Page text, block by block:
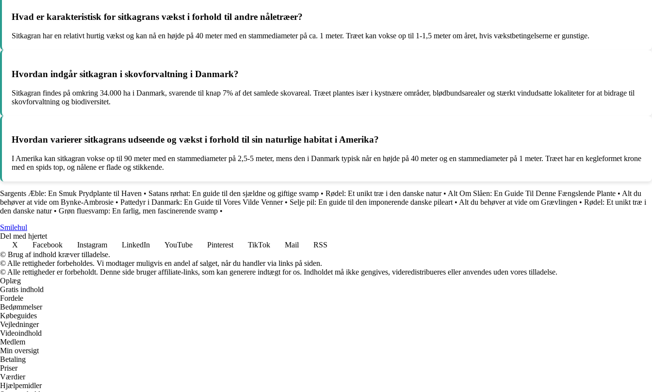
Hvad er karakteristisk for sitkagrans vækst i forhold til andre nåletræer?
Sitkagran har en relativt hurtig vækst og kan nå en højde på 40 meter med en stammediameter på ca. 1 meter. Træet kan vokse op til 1-1,5 meter om året, hvis vækstbetingelserne er gunstige.
Hvordan indgår sitkagran i skovforvaltning i Danmark?
Sitkagran findes på omkring 34.000 ha i Danmark, svarende til knap 7% af det samlede skovareal. Træet plantes især i kystnære områder, blødbundsarealer og stærkt vindudsatte lokaliteter for at bidrage til
skovforvaltning og biodiversitet.
Hvordan varierer sitkagrans udseende og vækst i forhold til sin naturlige habitat i Amerika?
I Amerika kan sitkagran vokse op til 90 meter med en stammediameter på 2,5-5 meter, mens den i Danmark typisk når en højde på 40 meter og en stammediameter på 1 meter. Træet har en kegleformet krone
med en spids top, og nålene er flade og stikkende.
Sargents Æble: En Smuk Prydplante til Haven • Satans rørhat: En guide til den sjældne og giftige svamp • Rødel: Et unikt træ i den danske natur• Alt Om Slåen: En Guide Til Denne Fængslende Plante • Alt du
behøver at vide om Bynke-Ambrosie • Pattedyr i Danmark: En Guide til Vores Vilde Venner• Selje pil: En guide til den imponerende danske pileart • Alt du behøver at vide om Grævlingen • Rødel: Et unikt træ i
den danske natur• Grøn fluesvamp: En farlig, men fascinerende svamp •
Smilehul
Del med hjertet
X
Facebook Instagram LinkedIn YouTube Pinterest TikTok Mail
RSS
© Brug af indhold kræver tilladelse.
© Alle rettigheder forbeholdes. Vi modtager muligvis en andel af salget, når du handler via links på siden.
© Alle rettigheder er forbeholdt. Denne side bruger affiliate-links, som kan generere indtægt for os. Indholdet må ikke gengives, videredistribueres eller anvendes uden vores tilladelse.
Oplæg
Gratis indhold
Fordele
Bedømmelser
Købeguides
Vejledninger
Videoindhold
Medlem
Min oversigt
Betaling
Priser
Værdier
Hjælpemidler